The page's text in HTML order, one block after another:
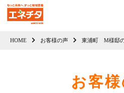
HOME お客様の声 東浦町 M様邸
お客